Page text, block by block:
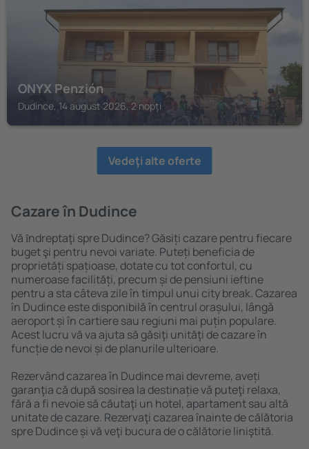
ONYX Penzión
Dudince, 14 august 2026, 2 nopți
Vedeţi alte oferte
Cazare în Dudince
Vă ȋndreptaţi spre Dudince? Găsiți cazare pentru fiecare
buget şi pentru nevoi variate. Puteți beneficia de
proprietăți spațioase, dotate cu tot confortul, cu
numeroase facilități, precum și de pensiuni ieftine
pentru a sta câteva zile în timpul unui city break. Cazarea
în Dudince este disponibilă în centrul orașului, lângă
aeroport și în cartiere sau regiuni mai puțin populare.
Acest lucru vă va ajuta să găsiţi unităţi de cazare în
funcție de nevoi și de planurile ulterioare.
Rezervând cazarea în Dudince mai devreme, aveți
garanţia că după sosirea la destinație vă puteţi relaxa,
fără a fi nevoie să căutaţi un hotel, apartament sau altă
unitate de cazare. Rezervaţi cazarea înainte de călătoria
spre Dudince și vă veţi bucura de o călătorie liniştită.